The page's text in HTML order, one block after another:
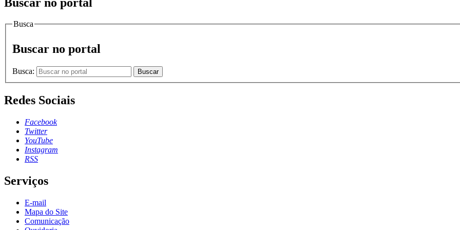
Busca
Buscar no portal
Busca: Buscar
Redes Sociais
Facebook
Twitter
YouTube
Instagram
RSS
Serviços
E-mail
Mapa do Site
Comunicação